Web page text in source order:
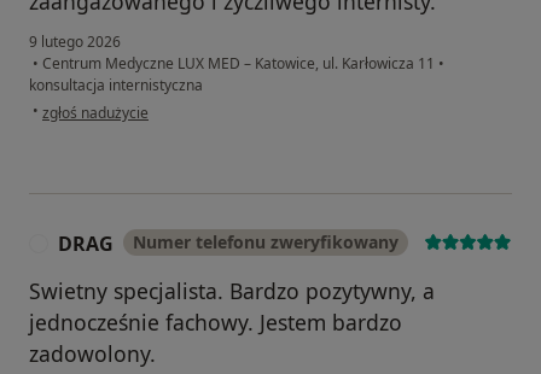
9 lutego 2026
• Centrum Medyczne LUX MED – Katowice, ul. Karłowicza 11 •
konsultacja internistyczna
• w opinii użytkownika Ola WB
zgłoś nadużycie
DRAG Numer telefonu zweryfikowany
Swietny specjalista. Bardzo pozytywny, a
jednocześnie fachowy. Jestem bardzo
zadowolony.